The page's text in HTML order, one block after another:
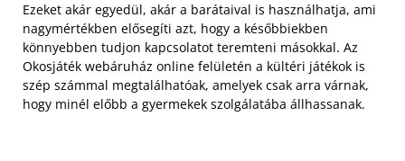
Ezeket akár egyedül, akár a barátaival is használhatja, ami
nagymértékben elősegíti azt, hogy a későbbiekben
könnyebben tudjon kapcsolatot teremteni másokkal. Az
Okosjáték webáruház online felületén a kültéri játékok is
szép számmal megtalálhatóak, amelyek csak arra várnak,
hogy minél előbb a gyermekek szolgálatába állhassanak.